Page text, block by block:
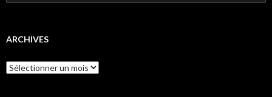
ARCHIVES
Archives